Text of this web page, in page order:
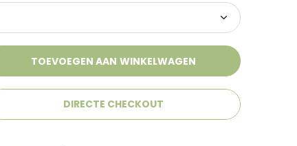
TOEVOEGEN AAN WINKELWAGEN
DIRECTE CHECKOUT